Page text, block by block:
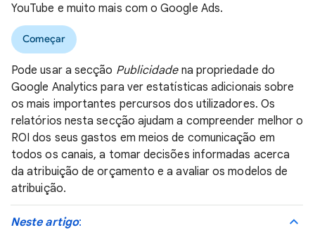
YouTube e muito mais com o Google Ads.
Começar
Pode usar a secção Publicidadena propriedade do
Google Analytics para ver estatísticas adicionais sobre
os mais importantes percursos dos utilizadores. Os
relatórios nesta secção ajudam a compreender melhor o
ROI dos seus gastos em meios de comunicação em
todos os canais, a tomar decisões informadas acerca
da atribuição de orçamento e a avaliar os modelos de
atribuição.
Neste artigo: